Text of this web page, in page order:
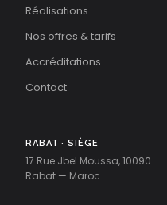
Réalisations
Nos offres & tarifs
Accréditations
Contact
RABAT · SIÈGE
17 Rue Jbel Moussa, 10090
Rabat — Maroc